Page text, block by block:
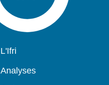
Navigation
L'Ifri
Analyses